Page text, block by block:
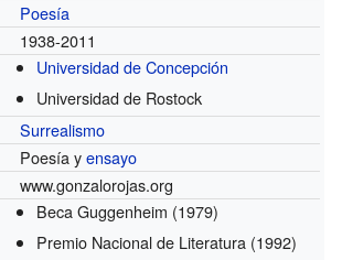
Poesía
1938-2011
Universidad de Concepción
Universidad de Rostock
Surrealismo
Poesía yensayo
www.gonzalorojas.org
Beca Guggenheim (1979)
Premio Nacional de Literatura (1992)